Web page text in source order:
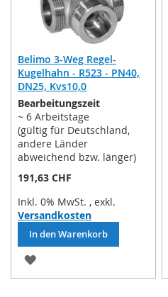
Belimo 3-Weg Regel-
Kugelhahn - R523 - PN40,
DN25, Kvs10,0
Bearbeitungszeit
~ 6 Arbeitstage
(gültig für Deutschland,
andere Länder
abweichend bzw. länger)
191,63 CHF
Inkl. 0% MwSt. , exkl.
Versandkosten
In den Warenkorb
ZUR
WUNSCHLISTE